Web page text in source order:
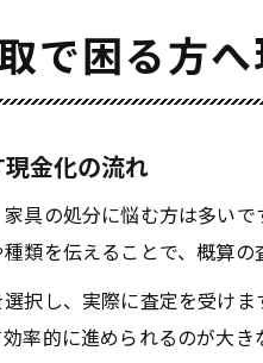
出張買取
呉
出張
出張
手間を
手間
で困る方
金化の流れ
具の処分に悩む方は多い
類を伝えることで、概算の
択し、実際に査定を受け
率的に進められるのが大き